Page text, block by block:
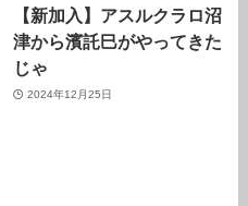
【新加入】アスルクラロ沼
津から濱託巳がやってきた
じゃ
2024年12月25日